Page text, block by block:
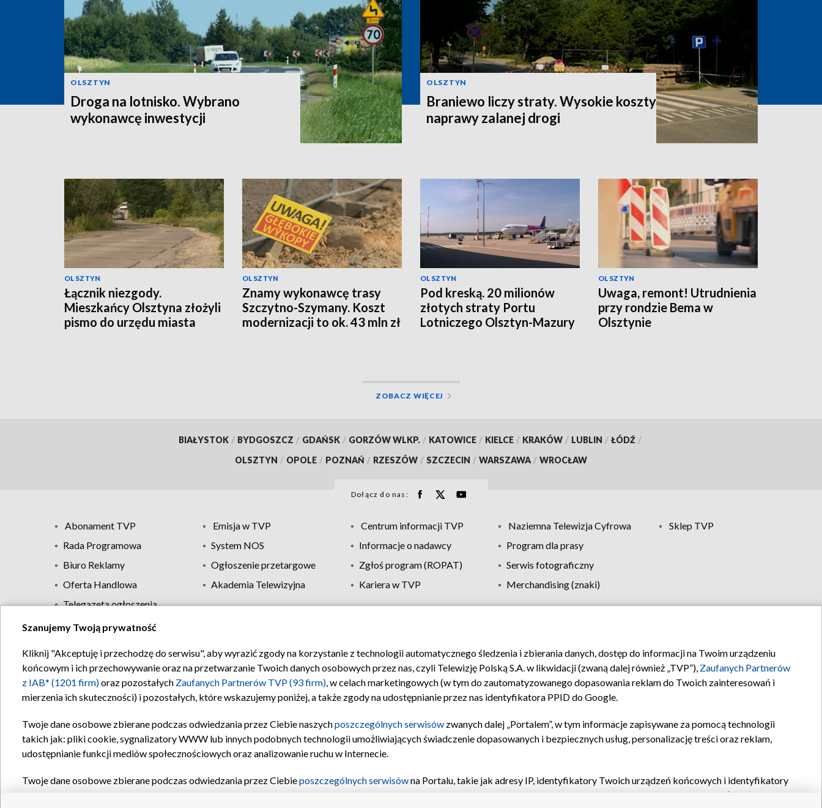
OLSZTYN
Droga na lotnisko. Wybrano
wykonawcę inwestycji
OLSZTYN
Braniewo liczy straty. Wysokie koszty
naprawy zalanej drogi
OLSZTYN
Łącznik niezgody.
Mieszkańcy Olsztyna złożyli
pismo do urzędu miasta
OLSZTYN
Znamy wykonawcę trasy
Szczytno-Szymany. Koszt
modernizacji to ok. 43 mln zł
OLSZTYN
Pod kreską. 20 milionów
złotych straty Portu
Lotniczego Olsztyn-Mazury
OLSZTYN
Uwaga, remont! Utrudnienia
przy rondzie Bema w
Olsztynie
ZOBACZ WIĘCEJ
BIAŁYSTOK / BYDGOSZCZ / GDAŃSK / GORZÓW WLKP. / KATOWICE / KIELCE / KRAKÓW / LUBLIN / ŁÓDŹ /
OLSZTYN / OPOLE / POZNAŃ / RZESZÓW / SZCZECIN / WARSZAWA / WROCŁAW
Dołącz do nas:
Abonament TVP Emisja w TVP Centrum informacji TVP Naziemna Telewizja Cyfrowa
Sklep TVP
Rada Programowa
System NOS Informacje o nadawcy
Program dla prasy
Biuro Reklamy
Ogłoszenie przetargowe Zgłoś program (ROPAT)
Serwis fotograficzny
Oferta Handlowa
Akademia Telewizyjna Kariera w TVP
Merchandising (znaki)
Telegazeta ogłoszenia
Regulamin TVP Polityka prywatności Moje zgody Pomoc Biuro reklamy Kontakt
Szanujemy Twoją prywatność
Kliknij "Akceptuję i przechodzę do serwisu", aby wyrazić zgody na korzystanie z technologii automatycznego śledzenia i zbierania danych, dostęp do informacji na Twoim urządzeniu
końcowym i ich przechowywanie oraz na przetwarzanie Twoich danych osobowych przez nas, czyli Telewizję Polską S.A. w likwidacji (zwaną dalej również „TVP”), Zaufanych Partnerów
z IAB* (1201 firm)oraz pozostałych Zaufanych Partnerów TVP (93 firm), w celach marketingowych (w tym do zautomatyzowanego dopasowania reklam do Twoich zainteresowań i
mierzenia ich skuteczności) i pozostałych, które wskazujemy poniżej, a także zgody na udostępnianie przez nas identyfikatora PPID do Google.
Twoje dane osobowe zbierane podczas odwiedzania przez Ciebie naszychposzczególnych serwisów zwanych dalej „Portalem”, w tym informacje zapisywane za pomocą technologii
takich jak: pliki cookie, sygnalizatory WWW lub innych podobnych technologii umożliwiających świadczenie dopasowanych i bezpiecznych usług, personalizację treści oraz reklam,
udostępnianie funkcji mediów społecznościowych oraz analizowanie ruchu w Internecie.
Twoje dane osobowe zbierane podczas odwiedzania przez Ciebieposzczególnych serwisówna Portalu, takie jak adresy IP, identyfikatory Twoich urządzeń końcowych i identyfikatory
oraz pozostałych